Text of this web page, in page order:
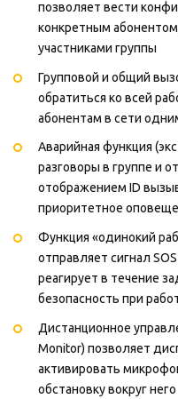
позволяет вести
конкретным
участниками группы
Групповой и общий
обратиться ко всей
абонентам в сети
Аварийная функция
разговоры в группе и
отображением ID
приоритетное
Функция «одинокий
отправляет сигнал
реагирует в течение
безопасность при
Дистанционное
Monitor) позволяет
активировать
обстановку вокруг него